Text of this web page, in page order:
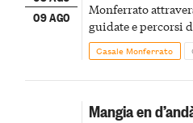
09 AGO
Monferrato
guidate e percorsi
Casale Monferrato
Mangia en